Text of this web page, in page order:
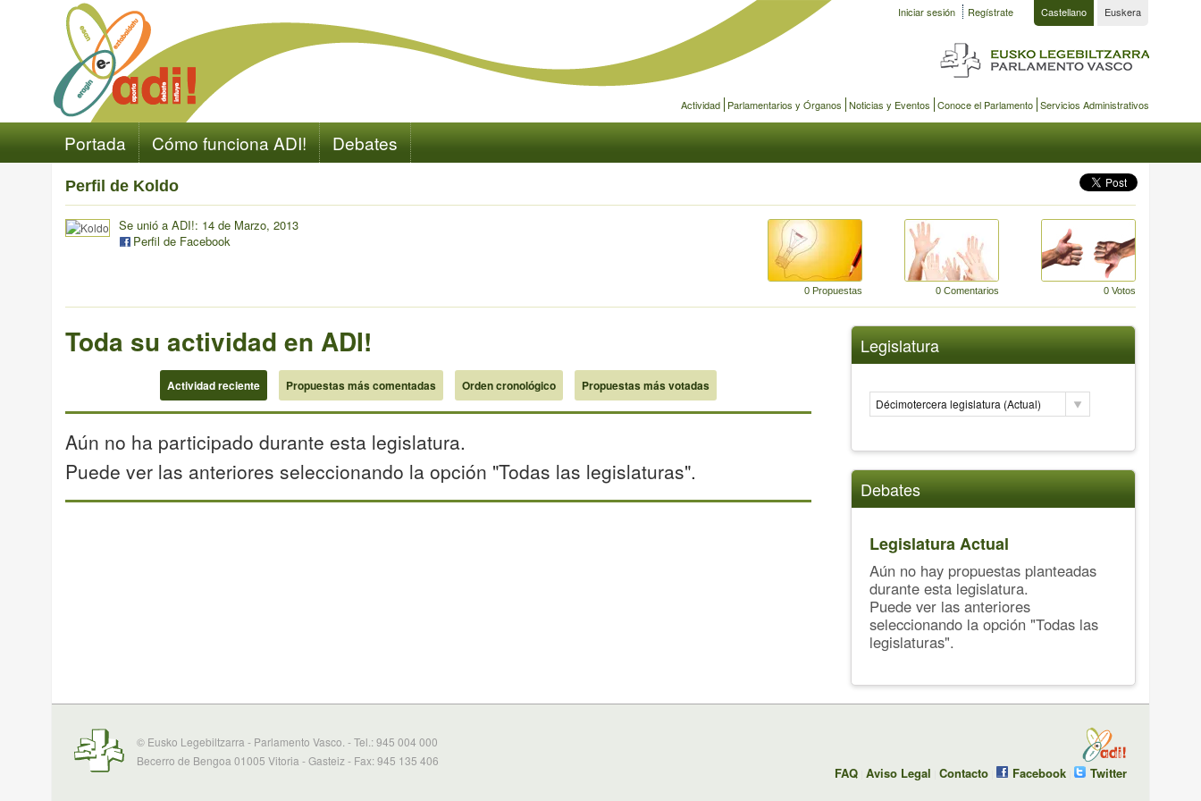
Iniciar sesión Regístrate Castellano Euskera
Actividad Parlamentarios y Órganos Noticias y Eventos Conoce el Parlamento Servicios Administrativos
Portada Cómo funciona ADI! Debates
Perfil de Koldo
Se unió a ADI!: 14 de Marzo, 2013
Perfil de Facebook
0 Propuestas 0 Comentarios 0 Votos
Toda su actividad en ADI!
Actividad reciente Propuestas más comentadas Orden cronológico Propuestas más votadas
Aún no ha participado durante esta legislatura.
Puede ver las anteriores seleccionando la opción "Todas las legislaturas".
Legislatura
Décimotercera legislatura (Actual)
Debates
Legislatura Actual
Aún no hay propuestas planteadas
durante esta legislatura.
Puede ver las anteriores
seleccionando la opción "Todas las
legislaturas".
© Eusko Legebiltzarra - Parlamento Vasco. - Tel.: 945 004 000
Becerro de Bengoa 01005 Vitoria - Gasteiz - Fax: 945 135 406
FAQ Aviso Legal Contacto Facebook Twitter